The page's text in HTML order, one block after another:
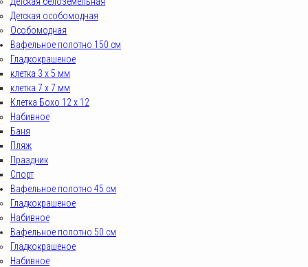
Детская особомодная
Особомодная
Вафельное полотно 150 см
Гладкокрашеное
клетка 3 х 5 мм
клетка 7 х 7 мм
Клетка Бохо 12 x 12
Набивное
Баня
Пляж
Праздник
Спорт
Вафельное полотно 45 см
Гладкокрашеное
Набивное
Вафельное полотно 50 см
Гладкокрашеное
Набивное